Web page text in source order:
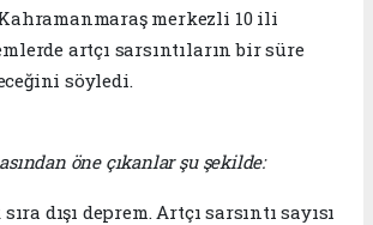
merkezli 10 ili
artçı sarsıntıların bir süre
söyledi.
öne çıkanlar şu şekilde:
dışı deprem. Artçı sarsıntı sayısı